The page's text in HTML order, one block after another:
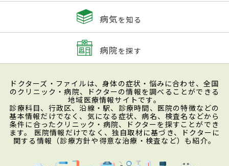
病気を知る
病院を探す
ドクターズ・ファイルは、身体の症状・悩みに合わせ、全国
のクリニック・病院、ドクターの情報を調べることができる
地域医療情報サイトです。
診療科目、行政区、沿線・駅、診療時間、医院の特徴などの
基本情報だけでなく、気になる症状、病名、検査名などから
条件に合ったクリニック・病院、ドクターを探すことができ
ます。 医院情報だけでなく、独自取材に基づき、ドクターに
関する情報（診療方針や得意な治療・検査など）も紹介。